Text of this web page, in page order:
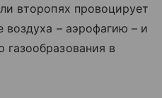
второпях провоцирует
воздуха – аэрофагию – и
в